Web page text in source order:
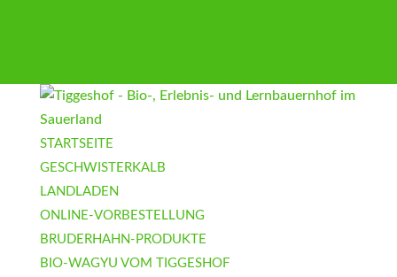
STARTSEITE
GESCHWISTERKALB
LANDLADEN
ONLINE-VORBESTELLUNG
BRUDERHAHN-PRODUKTE
BIO-WAGYU VOM TIGGESHOF